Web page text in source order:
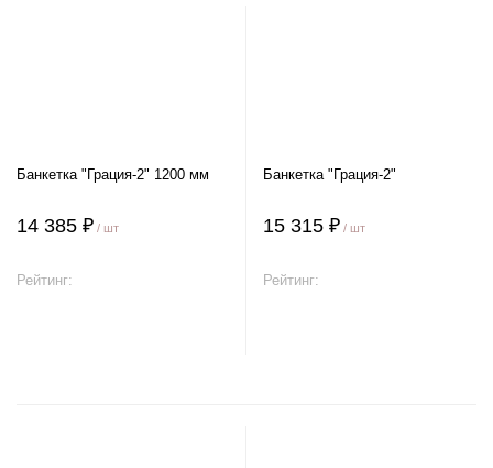
Банкетка "Грация-2" 1200 мм
14 385 ₽ / шт
Рейтинг:
Банкетка "Грация-2"
15 315 ₽ / шт
Рейтинг: